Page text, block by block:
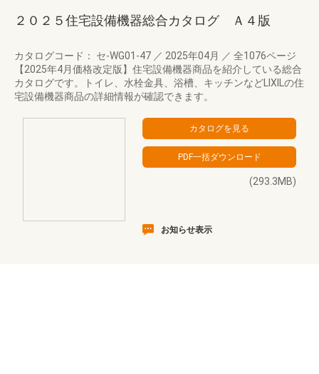
２０２５住宅設備機器総合カタログ Ａ４版
カタログコード： セ-WG01-47 ／ 2025年04月 ／ 全1076ページ
【2025年4月価格改定版】住宅設備機器商品を紹介している総合
カタログです。トイレ、水栓金具、浴槽、キッチンなどLIXILの住
宅設備機器商品の詳細情報が確認できます。
(293.3MB)
お知らせ表示